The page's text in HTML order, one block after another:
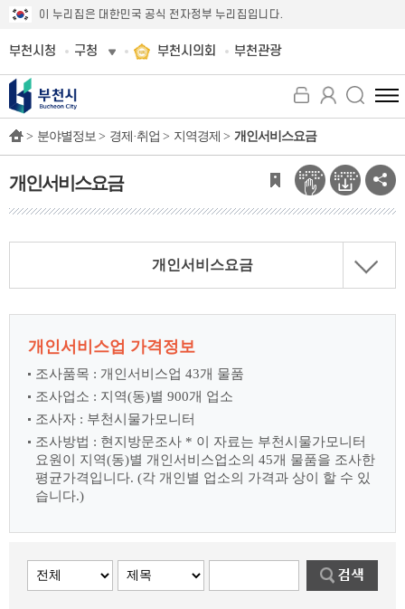
이 누리집은 대한민국 공식 전자정부 누리집입니다.
부천시청 구청 부천시의회 부천관광
전
체
뉴
보
기
> 분야별정보 > 경제·취업 > 지역경제 > 개인서비스요금
개인서비스요금
개인서비스요금
개인서비스업 가격정보
조사품목 : 개인서비스업 43개 물품
조사업소 : 지역(동)별 900개 업소
조사자 : 부천시물가모니터
조사방법 : 현지방문조사 * 이 자료는 부천시물가모니터
요원이 지역(동)별 개인서비스업소의 45개 물품을 조사한
평균가격입니다. (각 개인별 업소의 가격과 상이 할 수 있
습니다.)